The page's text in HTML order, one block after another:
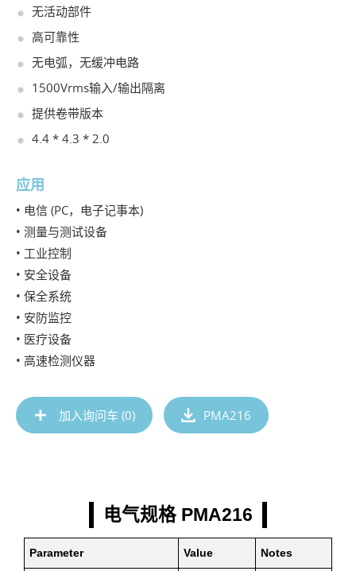
无活动部件
高可靠性
无电弧，无缓冲电路
1500Vrms输入/输出隔离
提供卷带版本
4.4 * 4.3 * 2.0
应用
• 电信 (PC，电子记事本)
• 测量与测试设备
• 工业控制
• 安全设备
• 保全系统
• 安防监控
• 医疗设备
• 高速检测仪器
加入询问车 (0) PMA216
电气规格 PMA216
Parameter Value Notes